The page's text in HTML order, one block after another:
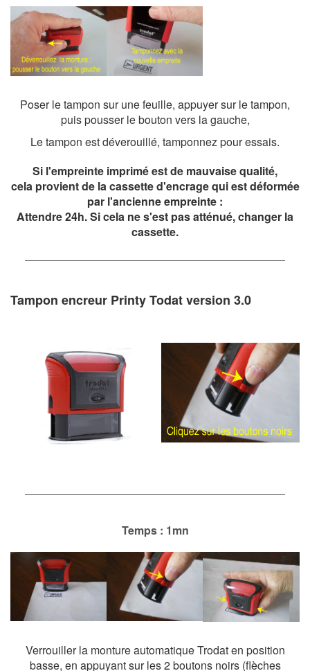
Poser le tampon sur une feuille, appuyer sur le tampon,
puis pousser le bouton vers la gauche,
Le tampon est déverouillé, tamponnez pour essais.
Si l'empreinte imprimé est de mauvaise qualité,
cela provient de la cassette d'encrage qui est déformée
par l'ancienne empreinte :
Attendre 24h. Si cela ne s'est pas atténué, changer la
cassette.
Tampon encreur Printy Todat version 3.0
Temps : 1mn
Verrouiller la monture automatique Trodat en position
basse, en appuyant sur les 2 boutons noirs (flèches